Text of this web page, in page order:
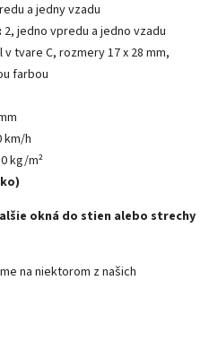
a jedny vzadu
2, jedno vpredu a jedno vzadu
tvare C, rozmery 17 x 28 mm,
farbou
km/h
kg/m²
okná do stien alebo strechy
na niektorom z našich